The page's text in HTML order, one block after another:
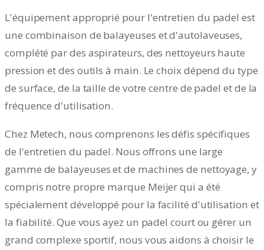
L'équipement approprié pour l'entretien du padel est
une combinaison de balayeuses et d'autolaveuses,
complété par des aspirateurs, des nettoyeurs haute
pression et des outils à main. Le choix dépend du type
de surface, de la taille de votre centre de padel et de la
fréquence d'utilisation.
Chez Metech, nous comprenons les défis spécifiques
de l'entretien du padel. Nous offrons une large
gamme de balayeuses et de machines de nettoyage, y
compris notre propre marque Meijer qui a été
spécialement développé pour la facilité d'utilisation et
la fiabilité. Que vous ayez un padel court ou gérer un
grand complexe sportif, nous vous aidons à choisir le